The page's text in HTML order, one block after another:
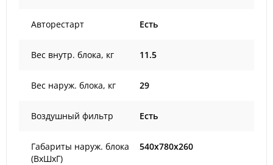
Авторестарт Есть
Вес внутр. блока, кг 11.5
Вес наруж. блока, кг 29
Воздушный фильтр Есть
Габариты наруж. блока
(ВxШxГ)
540x780x260